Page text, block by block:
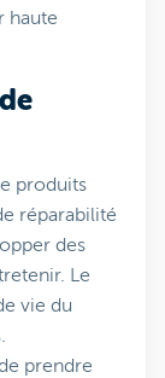
haute
produits
réparabilité
des
Le
vie du
prendre